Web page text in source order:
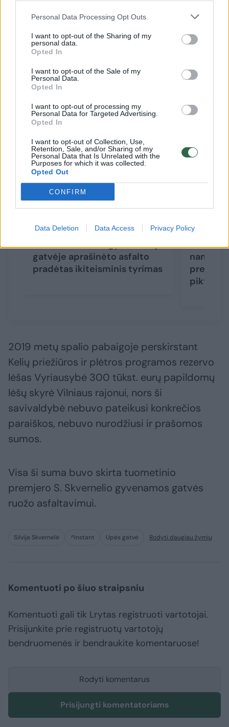
Personal Data Processing Opt Outs
I want to opt-out of the Sharing of my
personal data.
Opted In
I want to opt-out of the Sale of my
Personal Data.
Opted In
I want to opt-out of processing my
Personal Data for Targeted Advertising.
Opted In
I want to opt-out of Collection, Use,
Retention, Sale, and/or Sharing of my
Personal Data that Is Unrelated with the
Purposes for which it was collected.
Opted Out
CONFIRM
Data Deletion Data Access Privacy Policy
kad nukentėjusysis užėmė itin aukštas
pareigas, todėl kritikos toleravimo santykis
turi būti aukštesnis.
Susiję straipsniai
Dėl S. Skvernelio gyvenamoje
gatvėje aprašinėto asfalto
pradėtas ikiteisminis tyrimas
Gatvę
namų
2019 metų spalio pabaigoje perskirstant
Kelių priežiūros ir plėtros programos rezervo
lėšas Vyriausybė 300 tūkst. eurų papildomų
lėšų skyrė Vilniaus rajonui, nors ši
savivaldybė nebuvo pateikusi konkrečios
paraiškos, nebuvo nurodžiusi ir prašomos
sumos.
Visa ši suma buvo skirta tuometinio
premjero S. Skvernelio gyvenamos gatvės
ruožo asfaltavimui.
Silvija Skvernelė ^Instant Upės gatvė Rodyti daugiau žymių
Komentuoti po šiuo straipsniu
Komentuoti gali tik Lrytas registruoti vartotojai.
Prisijunkite prie registruotų vartotojų
bendruomenės ir bendraukite komentaruose!
Rodyti komentarus
Prisijungti komentatoriams